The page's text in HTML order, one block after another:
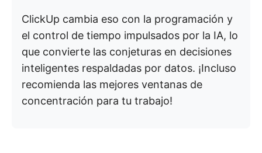
ClickUp cambia eso con la programación y
el control de tiempo impulsados por la IA, lo
que convierte las conjeturas en decisiones
inteligentes respaldadas por datos. ¡Incluso
recomienda las mejores ventanas de
concentración para tu trabajo!